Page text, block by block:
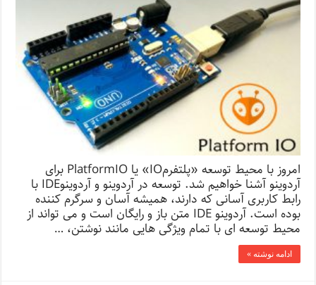
امروز با محیط توسعه «پلتفرمIO» یا PlatformIO برای
آردوینو آشنا خواهیم شد. توسعه در آردوینو و آردوینوIDE با
رابط کاربری آسانی که دارند، همیشه آسان و سرگرم کننده
بوده است. آردوینو IDE متن باز و رایگان است و می تواند از
محیط توسعه ای با تمام ویژگی هایی مانند نوشتن، …
ادامه نوشته »